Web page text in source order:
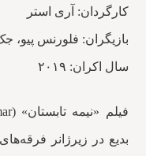
کارگردان: آری استر
بازیگران: فلورنس پیو،
سال اکران: ۲۰۱۹
بدیع در زیرژانر